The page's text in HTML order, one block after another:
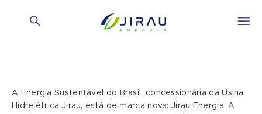
A Energia Sustentável do Brasil, concessionária da Usina
Hidrelétrica Jirau, está de marca nova: Jirau Energia. A